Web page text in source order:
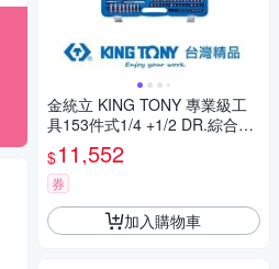
金統立 KING TONY 專業級工
具153件式1/4 +1/2 DR.綜合工
具組 KT7053MR01
$11,552
券
加入購物車